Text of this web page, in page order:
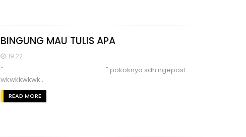
BINGUNG MAU TULIS APA
19:22
"...................................................................." pokoknya sdh ngepost..
wkwkkwkwk..
READ MORE